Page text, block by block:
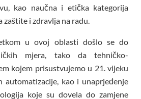
kao naučna i etička kategorija
zaštite i zdravlja na radu.
u ovoj oblasti došlo se do
mjera, tako da tehničko-
kojem prisustvujemo u 21. vijeku
automatizacije, kao i unaprjeđenje
koje su dovela do zamjene